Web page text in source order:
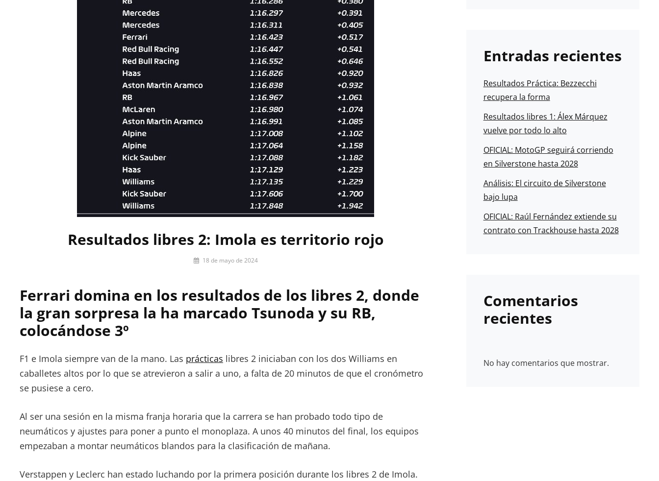
Resultados libres 2: Imola es territorio rojo
Por 18 de mayo de 2024
Ferrari domina en los resultados de los libres 2, donde
la gran sorpresa la ha marcado Tsunoda y su RB,
colocándose 3º
F1 e Imola siempre van de la mano. Las prácticas libres 2 iniciaban con los dos Williams en
caballetes altos por lo que se atrevieron a salir a uno, a falta de 20 minutos de que el cronómetro
se pusiese a cero.
Al ser una sesión en la misma franja horaria que la carrera se han probado todo tipo de
neumáticos y ajustes para poner a punto el monoplaza. A unos 40 minutos del final, los equipos
empezaban a montar neumáticos blandos para la clasificación de mañana.
Verstappen y Leclerc han estado luchando por la primera posición durante los libres 2 de Imola.
Entradas recientes
Resultados Práctica: Bezzecchi
recupera la forma
Resultados libres 1: Álex Márquez
vuelve por todo lo alto
OFICIAL: MotoGP seguirá corriendo
en Silverstone hasta 2028
Análisis: El circuito de Silverstone
bajo lupa
OFICIAL: Raúl Fernández extiende su
contrato con Trackhouse hasta 2028
Comentarios
recientes
No hay comentarios que mostrar.